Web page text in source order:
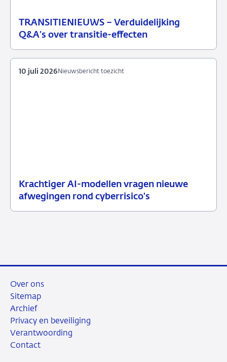
TRANSITIENIEUWS – Verduidelijking
Q&A’s over transitie-effecten
13
Nieuwsbericht
Krachtiger AI-modellen vragen nieuwe
afwegingen rond cyberrisico's
10
Nieuwsbericht
Nieuwsbericht toezicht
10 juli 2026
Over ons
Sitemap
Archief
Privacy en beveiliging
Verantwoording
Contact